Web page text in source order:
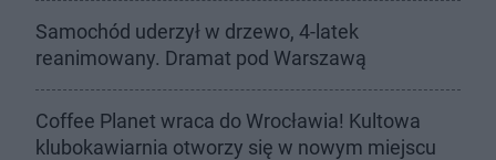
Samochód uderzył w drzewo, 4-latek
reanimowany. Dramat pod Warszawą
Coffee Planet wraca do Wrocławia! Kultowa
klubokawiarnia otworzy się w nowym miejscu